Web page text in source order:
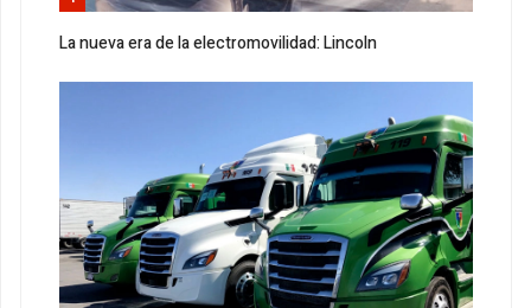
La nueva era de la electromovilidad: Lincoln